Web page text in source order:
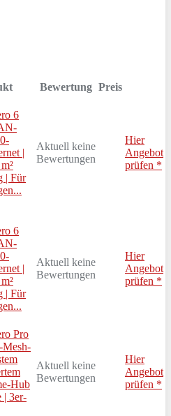
Bewertung Preis
6
|
| Für
Aktuell keine
Bewertungen
Hier
Angebot
prüfen *
6
|
| Für
Aktuell keine
Bewertungen
Hier
Angebot
prüfen *
Pro
Hub
| 3er-
Aktuell keine
Bewertungen
Hier
Angebot
prüfen *